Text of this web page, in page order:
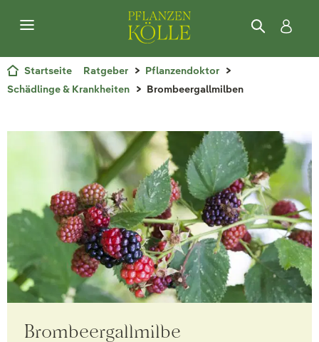
Startseite Ratgeber
Pflanzendoktor
Schädlinge & Krankheiten
Brombeergallmilben
Brombeergallmilbe